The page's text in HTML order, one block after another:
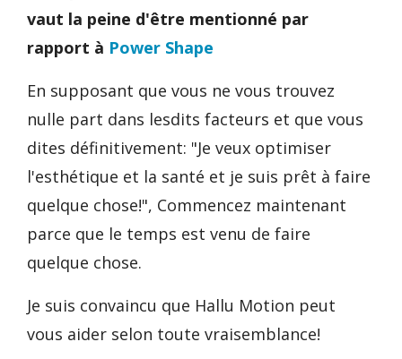
vaut la peine d'être mentionné par
rapport à Power Shape
En supposant que vous ne vous trouvez
nulle part dans lesdits facteurs et que vous
dites définitivement: "Je veux optimiser
l'esthétique et la santé et je suis prêt à faire
quelque chose!", Commencez maintenant
parce que le temps est venu de faire
quelque chose.
Je suis convaincu que Hallu Motion peut
vous aider selon toute vraisemblance!